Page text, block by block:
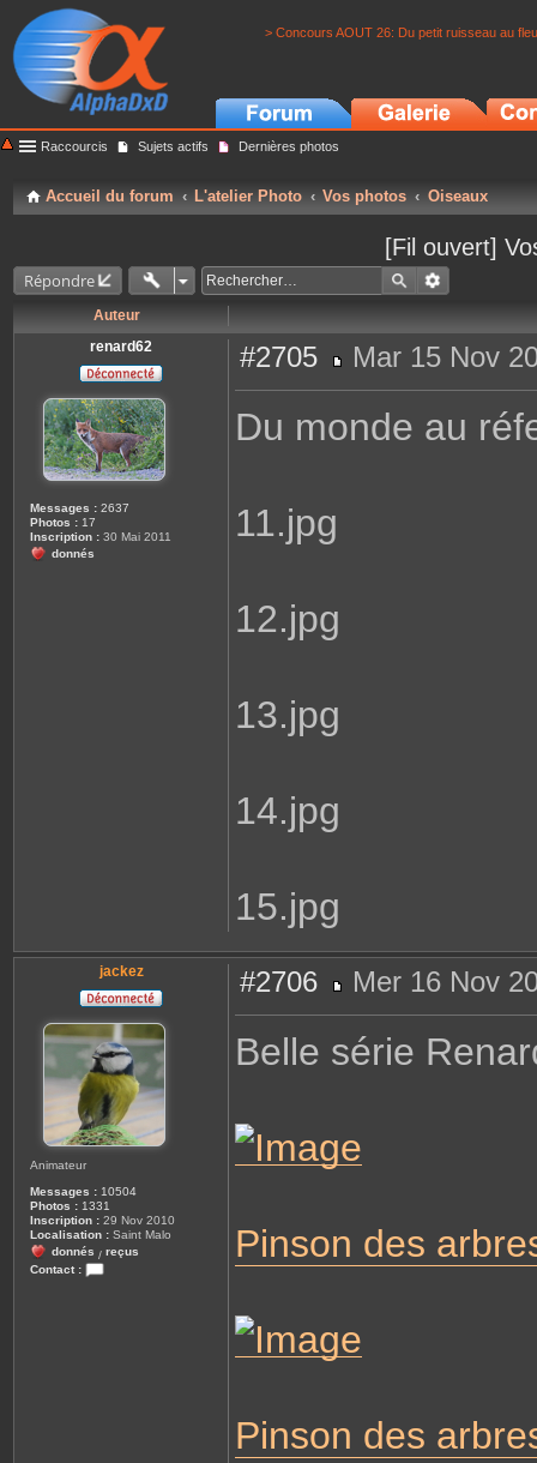
> Concours AOUT 26: Du petit ruisseau au
Raccourcis Sujets actifs Dernières photos
Accueil du forum L'atelier Photo Vos photos Oiseaux
[Fil ouvert]
Répondre
Auteur
renard62
Messages : 2637
Photos : 17
Inscription : 30 Mai 2011
donnés
#2705
e
a
Mar 15 Nov
Du monde au
11.jpg
12.jpg
13.jpg
14.jpg
15.jpg
jackez
Animateur
Messages : 10504
Photos : 1331
Inscription : 29 Nov 2010
Localisation : Saint Malo
donnés / reçus
Contact :
#2706
e
a
Mer 16 Nov
Belle série
Pinson des
Pinson des